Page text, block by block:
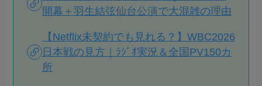
開幕＋羽生結弦仙台公演で大混雑の理由
【Netflix未契約でも見れる？】WBC2026
日本戦の見方｜ﾗｼﾞｵ実況＆全国PV150カ
所